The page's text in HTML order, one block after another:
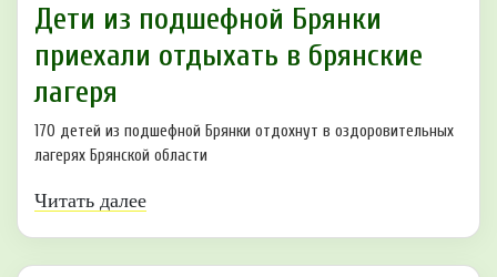
Дети из подшефной Брянки
приехали отдыхать в брянские
лагеря
170 детей из подшефной Брянки отдохнут в оздоровительных
лагерях Брянской области
Читать далее